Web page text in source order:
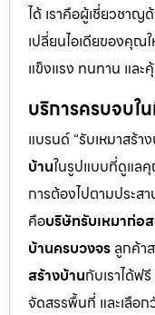
ได้ เราคือผู้เชี่ยวชาญ
เปลี่ยนไอเดียของคุ
แข็งแรง ทนทาน แล
บริการครบจบใ
แบรนด์ “รับเหมาสร้า
บ้านในรูปแบบที่ดูแล
การต้องไปตามประสา
คือบริษัทรับเหมาก่อ
บ้านครบวงจร ลูกค้า
สร้างบ้านกับเราได้ฟ
จัดสรรพื้นที่ และเลือก